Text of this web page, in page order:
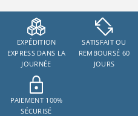
EXPÉDITION
EXPRESS DANS LA
JOURNÉE
SATISFAIT OU
REMBOURSÉ 60
JOURS
PAIEMENT 100%
SÉCURISÉ